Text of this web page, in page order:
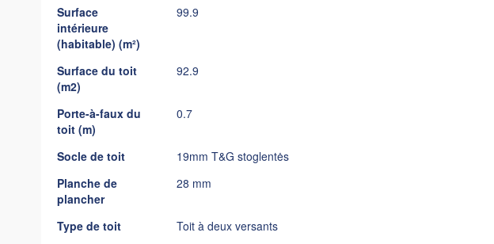
Surface
intérieure
(habitable) (m²)
99.9
Surface du toit
(m2)
92.9
Porte-à-faux du
toit (m)
0.7
Socle de toit
19mm T&G stoglentės
Planche de
plancher
28 mm
Type de toit
Toit à deux versants